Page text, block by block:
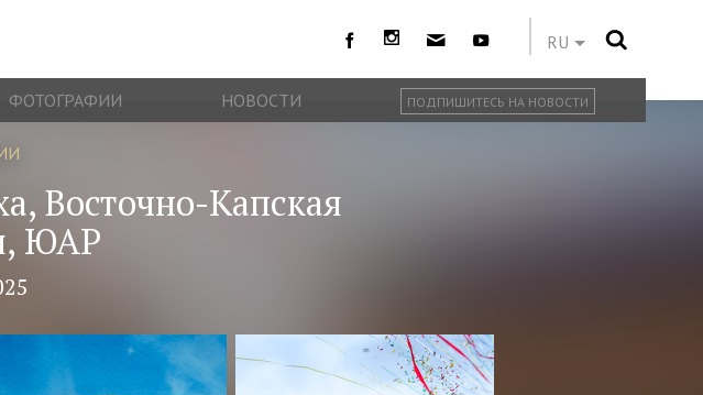
RU
ФОТОГРАФИИ НОВОСТИ ПОДПИШИТЕСЬ НА НОВОСТИ
Восточно-Капская
ЮАР